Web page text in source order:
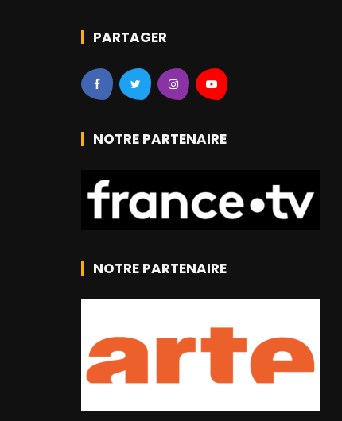
PARTAGER
NOTRE PARTENAIRE
NOTRE PARTENAIRE